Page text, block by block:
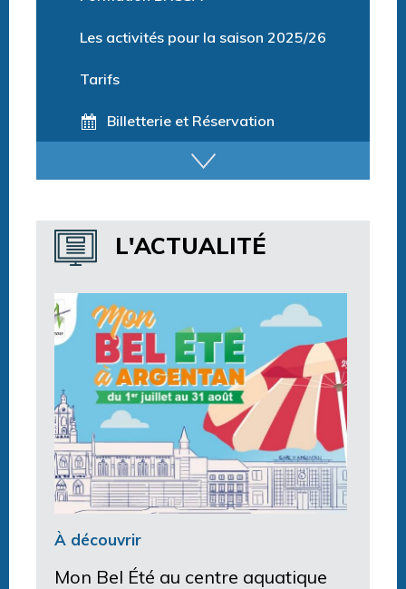
Billetterie et Réservation
Horaires espace détente
Horaires centre aquatique
L'ACTUALITÉ
À découvrir
Mon Bel Été au centre aquatique